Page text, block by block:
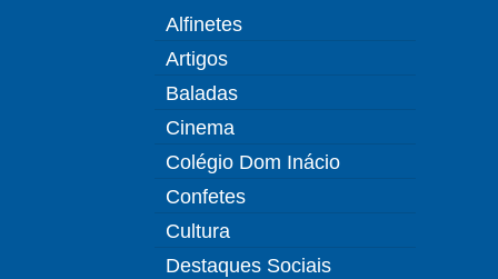
Alfinetes
Artigos
Baladas
Cinema
Colégio Dom Inácio
Confetes
Cultura
Destaques Sociais